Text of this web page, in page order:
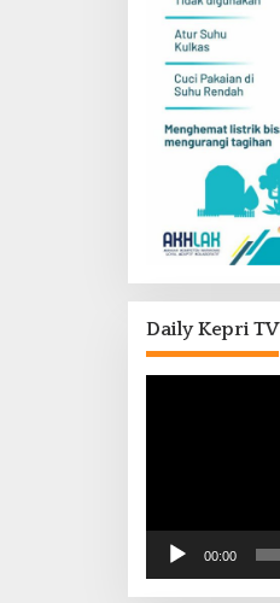
Daily Kepri TV
00:00